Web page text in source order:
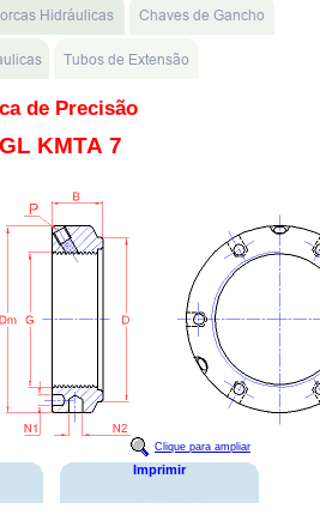
de Precisão
KMTA 7
Clique para ampliar
Imprimir